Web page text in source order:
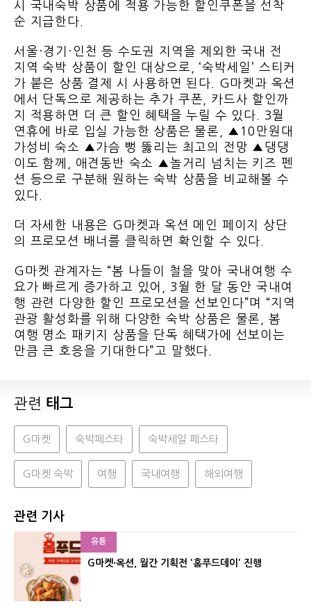
시 국내숙박 상품에 적용 가능한 할인쿠폰을 선착
순 지급한다.
서울·경기·인천 등 수도권 지역을 제외한 국내 전
지역 숙박 상품이 할인 대상으로, ‘숙박세일’ 스티커
가 붙은 상품 결제 시 사용하면 된다. G마켓과 옥션
에서 단독으로 제공하는 추가 쿠폰, 카드사 할인까
지 적용하면 더 큰 할인 혜택을 누릴 수 있다. 3월
연휴에 바로 입실 가능한 상품은 물론, ▲10만원대
가성비 숙소 ▲가슴 뻥 뚫리는 최고의 전망 ▲댕댕
이도 함께, 애견동반 숙소 ▲놀거리 넘치는 키즈 펜
션 등으로 구분해 원하는 숙박 상품을 비교해볼 수
있다.
더 자세한 내용은 G마켓과 옥션 메인 페이지 상단
의 프로모션 배너를 클릭하면 확인할 수 있다.
G마켓 관계자는 “봄 나들이 철을 맞아 국내여행 수
요가 빠르게 증가하고 있어, 3월 한 달 동안 국내여
행 관련 다양한 할인 프로모션을 선보인다”며 “지역
관광 활성화를 위해 다양한 숙박 상품은 물론, 봄
여행 명소 패키지 상품을 단독 혜택가에 선보이는
만큼 큰 호응을 기대한다”고 말했다.
관련 태그
G마켓 숙박페스타 숙박세일 페스타
G마켓 숙박 여행 국내여행 해외여행
관련 기사
유통
G마켓·옥션, 월간 기획전 '홈푸드데이' 진행